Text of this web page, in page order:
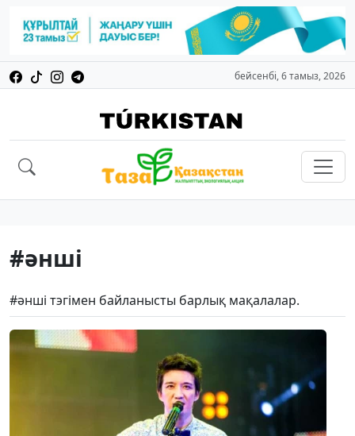
бейсенбі, 6 тамыз, 2026
#әнші
#әнші тэгімен байланысты барлық мақалалар.